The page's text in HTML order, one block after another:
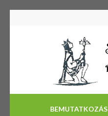
BEMUTATKOZÁS